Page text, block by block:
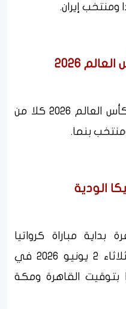
إيران.
2026
تضم مجموعة كرواتيا في كأس العالم 2026 كلا من
بنما.
الودية
مباراة كرواتيا
وبلجيكا الودية مساء غدًا الثلاثاء 2 يونيو 2026 في
بتوقيت القاهرة ومكة